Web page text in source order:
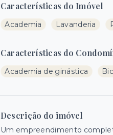
Características do Imóvel
Academia Lavanderia
Características do
Academia de ginástica
Descrição do imóvel
Um empreendimento